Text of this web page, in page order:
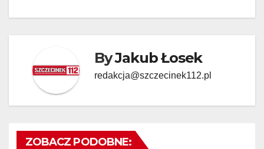
ByJakub Łosek
redakcja@szczecinek112.pl
ZOBACZ PODOBNE: